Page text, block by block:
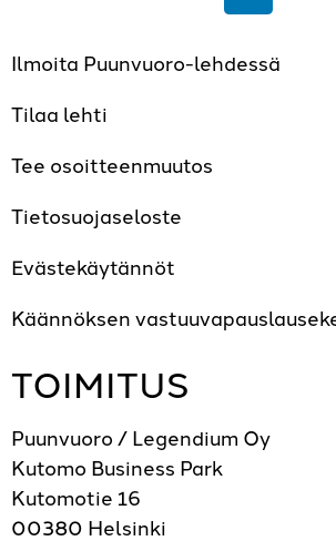
Ilmoita Puunvuoro-lehdessä
Tilaa lehti
Tee osoitteenmuutos
Tietosuojaseloste
Evästekäytännöt
Käännöksen
TOIMITUS
Puunvuoro / Legendium Oy
Kutomo Business Park
Kutomotie 16
00380 Helsinki